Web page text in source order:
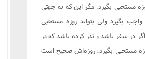
مستحبی بگیرد، مگر این که به جهتی
واجب بگیرد ولی بتواند روزه مستحبی
اگر در سفر باشد و نذر کرده باشد که در
مستحبی بگیرد، روزه‌اش صحیح است